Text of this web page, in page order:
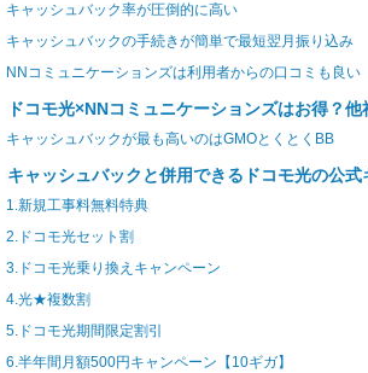
キャッシュバック率が圧倒的に高い
キャッシュバックの手続きが簡単で最短翌月振り込み
NNコミュニケーションズは利用者からの口コミも良い
ドコモ光×NNコミュニケーションズはお得？
キャッシュバックが最も高いのはGMOとくとくBB
キャッシュバックと併用できるドコモ光の公式
1.新規工事料無料特典
2.ドコモ光セット割
3.ドコモ光乗り換えキャンペーン
4.光★複数割
5.ドコモ光期間限定割引
6.半年間月額500円キャンペーン【10ギガ】